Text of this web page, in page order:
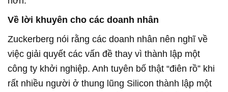
Về lời khuyên cho các doanh nhân
Zuckerberg nói rằng các doanh nhân nên nghĩ về
việc giải quyết các vấn đề thay vì thành lập một
công ty khởi nghiệp. Anh tuyên bố thật “điên rồ” khi
rất nhiều người ở thung lũng Silicon thành lập một